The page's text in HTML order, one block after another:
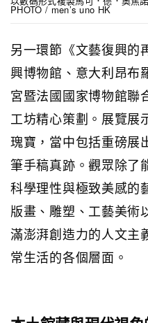
PHOTO / men’s uno HK
另一環節《文藝復興的
興博物館、意大利昂布
宮暨法國國家博物館聯
工坊精心策劃。展覽展
瑰寶，當中包括重磅展
筆手稿真跡。觀眾除了
科學理性與極致美感的
版畫、雕塑、工藝美術
滿澎湃創造力的人文主
常生活的各個層面。